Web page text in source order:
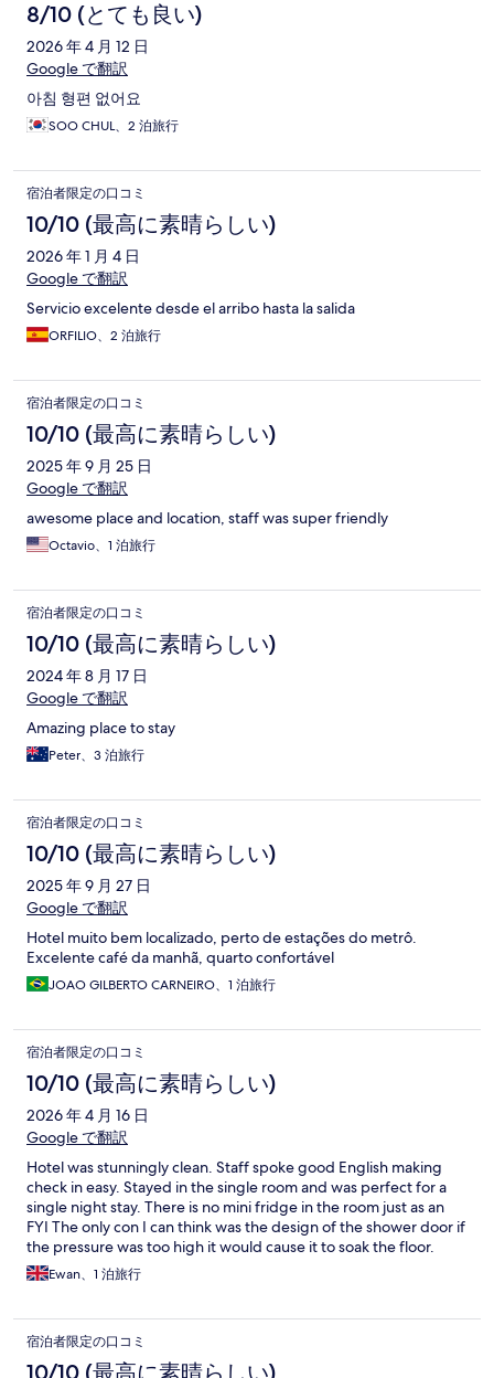
8/10 (とても良い)
2026 年 4 月 12 日
Google で翻訳
아침 형편 없어요
SOO CHUL、2 泊旅行
宿泊者限定の口コミ
10/10 (最高に素晴らしい)
2026 年 1 月 4 日
Google で翻訳
Servicio excelente desde el arribo hasta la salida
ORFILIO、2 泊旅行
宿泊者限定の口コミ
10/10 (最高に素晴らしい)
2025 年 9 月 25 日
Google で翻訳
awesome place and location, staff was super friendly
Octavio、1 泊旅行
宿泊者限定の口コミ
10/10 (最高に素晴らしい)
2024 年 8 月 17 日
Google で翻訳
Amazing place to stay
Peter、3 泊旅行
宿泊者限定の口コミ
10/10 (最高に素晴らしい)
2025 年 9 月 27 日
Google で翻訳
Hotel muito bem localizado, perto de estações do metrô.
Excelente café da manhã, quarto confortável
JOAO GILBERTO CARNEIRO、1 泊旅行
宿泊者限定の口コミ
10/10 (最高に素晴らしい)
2026 年 4 月 16 日
Google で翻訳
Hotel was stunningly clean. Staff spoke good English making
check in easy. Stayed in the single room and was perfect for a
single night stay. There is no mini fridge in the room just as an
FYI The only con I can think was the design of the shower door if
the pressure was too high it would cause it to soak the floor.
Ewan、1 泊旅行
宿泊者限定の口コミ